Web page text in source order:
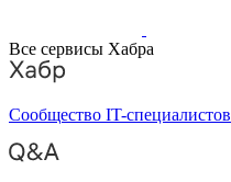
Все сервисы Хабра
Сообщество IT-специалистов